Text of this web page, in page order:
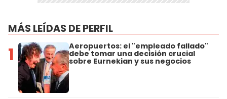
MÁS LEÍDAS DE PERFIL
1 Aeropuertos: el "empleado fallado"
debe tomar una decisión crucial
sobre Eurnekian y sus negocios